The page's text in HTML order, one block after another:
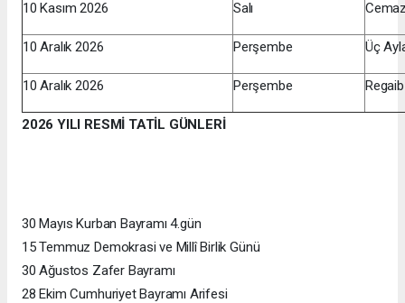
10 Kasım 2026 Salı
10 Aralık 2026 Perşembe Üç
10 Aralık 2026 Perşembe
2026 YILI RESMİ TATİL GÜNLERİ
30 Mayıs Kurban Bayramı 4.gün
15 Temmuz Demokrasi ve Millî Birlik Günü
30 Ağustos Zafer Bayramı
28 Ekim Cumhuriyet Bayramı Arifesi